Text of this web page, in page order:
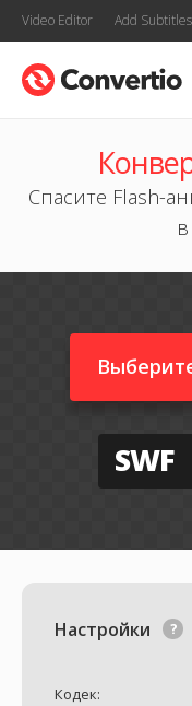
Video Editor Add
Спасите Flash-
SWF
Настройки
Кодек: